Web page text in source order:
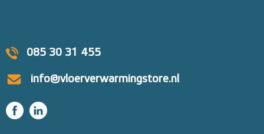
085 30 31 455
info@vloerverwarmingstore.nl